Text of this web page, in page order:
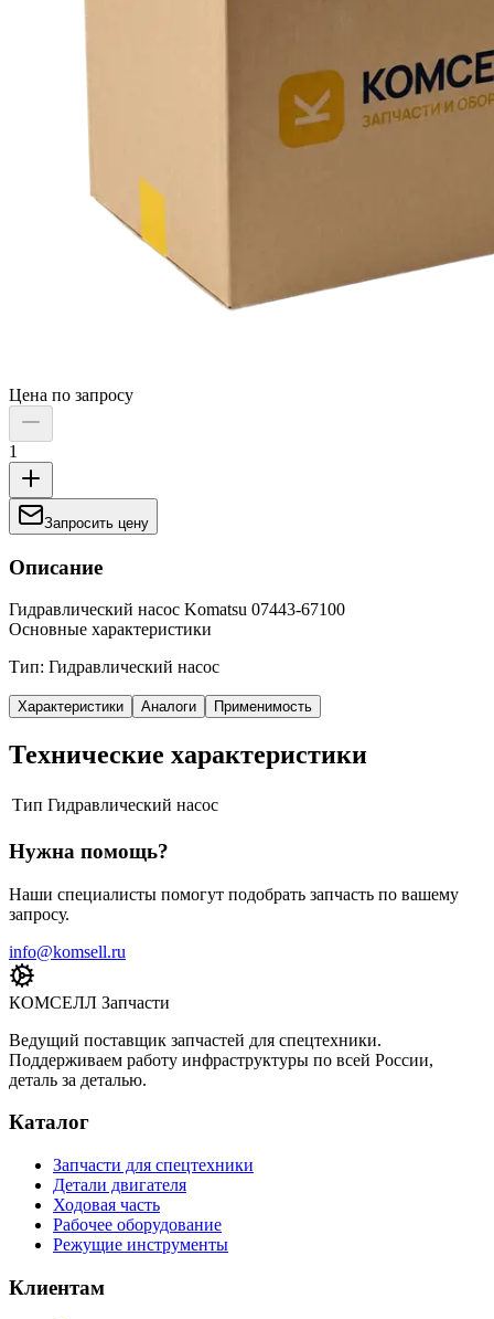
Цена по запросу
1
Запросить цену
Описание
Гидравлический насос Komatsu 07443-67100
Основные характеристики
Тип: Гидравлический насос
Характеристики Аналоги Применимость
Технические характеристики
Тип Гидравлический насос
Нужна помощь?
Наши специалисты помогут подобрать запчасть по вашему
запросу.
info@komsell.ru
КОМСЕЛЛ Запчасти
Ведущий поставщик запчастей для спецтехники.
Поддерживаем работу инфраструктуры по всей России,
деталь за деталью.
Каталог
Запчасти для спецтехники
Детали двигателя
Ходовая часть
Рабочее оборудование
Режущие инструменты
Клиентам